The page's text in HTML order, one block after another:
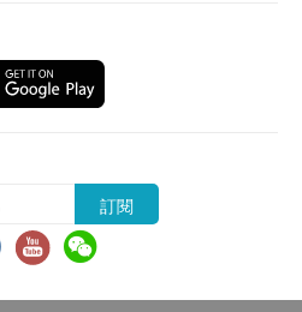
試, 癌胚抗原(結腸), 癌抗原 19.9 (胰
價 $4800)
人)
癌抗原 19.9 (胰臟), 癌抗原 72.4
斯坦氏病毒全面抗體(鼻咽), 前列腺
(原價 $10400)
體檢中心或商戶提出。
訂閱